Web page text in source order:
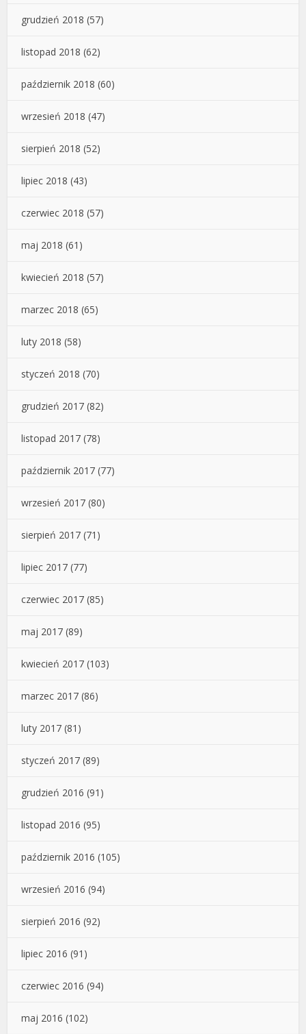
grudzień 2018 (57)
listopad 2018 (62)
październik 2018 (60)
wrzesień 2018 (47)
sierpień 2018 (52)
lipiec 2018 (43)
czerwiec 2018 (57)
maj 2018 (61)
kwiecień 2018 (57)
marzec 2018 (65)
luty 2018 (58)
styczeń 2018 (70)
grudzień 2017 (82)
listopad 2017 (78)
październik 2017 (77)
wrzesień 2017 (80)
sierpień 2017 (71)
lipiec 2017 (77)
czerwiec 2017 (85)
maj 2017 (89)
kwiecień 2017 (103)
marzec 2017 (86)
luty 2017 (81)
styczeń 2017 (89)
grudzień 2016 (91)
listopad 2016 (95)
październik 2016 (105)
wrzesień 2016 (94)
sierpień 2016 (92)
lipiec 2016 (91)
czerwiec 2016 (94)
maj 2016 (102)